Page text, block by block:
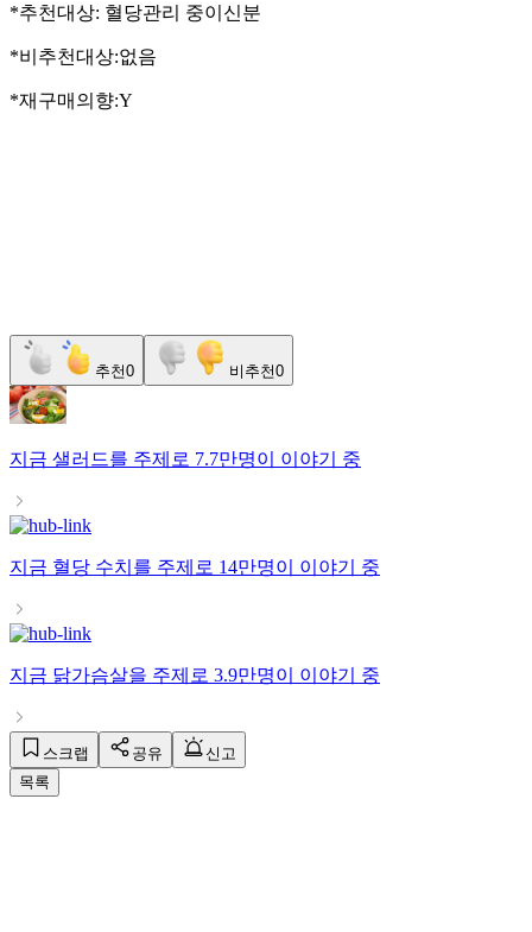
*추천대상: 혈당관리 중이신분
*비추천대상:없음
*재구매의향:Y
추천0 비추천0
지금 샐러드를 주제로 7.7만명이 이야기 중
지금 혈당 수치 를 주제로 14만명이 이야기 중
지금 닭가슴살을 주제로 3.9만명이 이야기 중
스크랩 공유
신고
목록